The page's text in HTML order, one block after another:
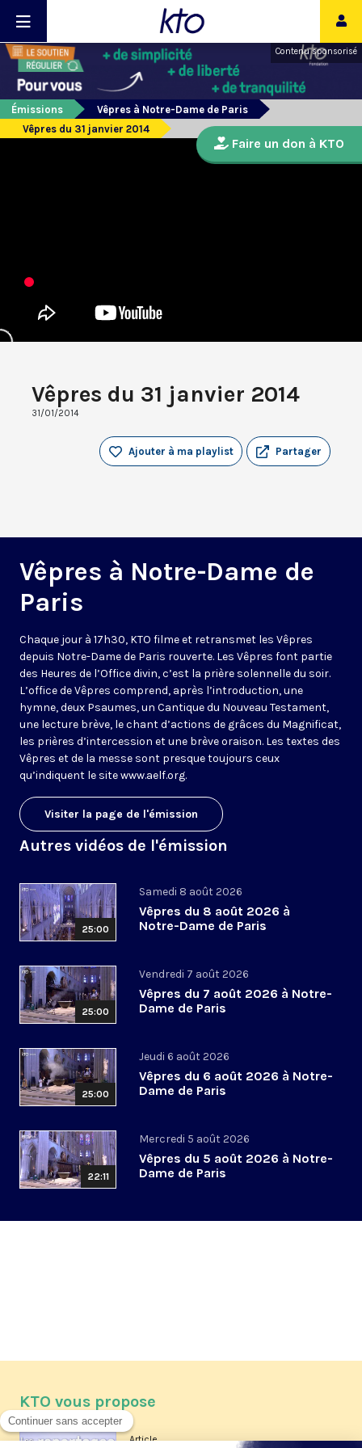
Contenu sponsorisé
Émissions
Vêpres à Notre-Dame de Paris
Vêpres du 31 janvier 2014
Vêpres du 31 janvier 2014
31/01/2014
Partager
Ajouter à ma playlist
Vêpres à Notre-Dame de
Paris
Chaque jour à 17h30, KTO filme et retransmet les Vêpres
depuis Notre-Dame de Paris rouverte. Les Vêpres font partie
des Heures de l’Office divin, c’est la prière solennelle du soir.
L’office de Vêpres comprend, après l’introduction, une
hymne, deux Psaumes, un Cantique du Nouveau Testament,
une lecture brève, le chant d’actions de grâces du Magnificat,
les prières d’intercession et une brève oraison. Les textes des
Vêpres et de la messe sont presque toujours ceux
qu’indiquent le sitewww.aelf.org.
Visiter la page de l'émission
Autres vidéos de l'émission
25:00
Samedi 8 août 2026
Vêpres du 8 août 2026 à
Notre-Dame de Paris
25:00
Vendredi 7 août 2026
Vêpres du 7 août 2026 à Notre-
Dame de Paris
25:00
Jeudi 6 août 2026
Vêpres du 6 août 2026 à Notre-
Dame de Paris
22:11
Mercredi 5 août 2026
Vêpres du 5 août 2026 à Notre-
Dame de Paris
Faire un don à KTO
KTO vous propose
Article